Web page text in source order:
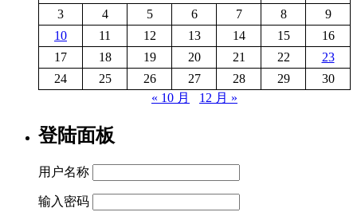
3 4 5 6 7 8
9
10
11 12 13 14 15
16
17
18 19 20 21 22
23
24
25 26 27 28 29
30
« 10 月
12 月 »
登陆面板
用户名称
输入密码